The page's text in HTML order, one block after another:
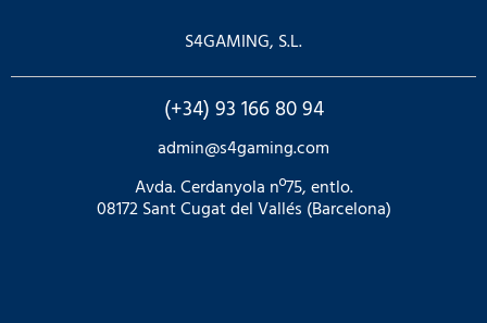
S4GAMING, S.L.
(+34) 93 166 80 94
admin@s4gaming.com
Avda. Cerdanyola nº75, entlo.
08172 Sant Cugat del Vallés (Barcelona)